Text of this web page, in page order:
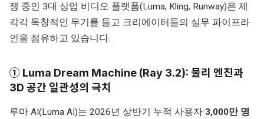
쟁 중인 3대 상업 비디오 플랫폼(Luma, Kling, Runway)은 제
각각 독창적인 무기를 들고 크리에이터들의 실무 파이프라
인을 점유하고 있습니다.
① Luma Dream Machine (Ray 3.2): 물리 엔진과
3D 공간 일관성의 극치
루마 AI(Luma AI)는 2026년 상반기 누적 사용자 3,000만 명